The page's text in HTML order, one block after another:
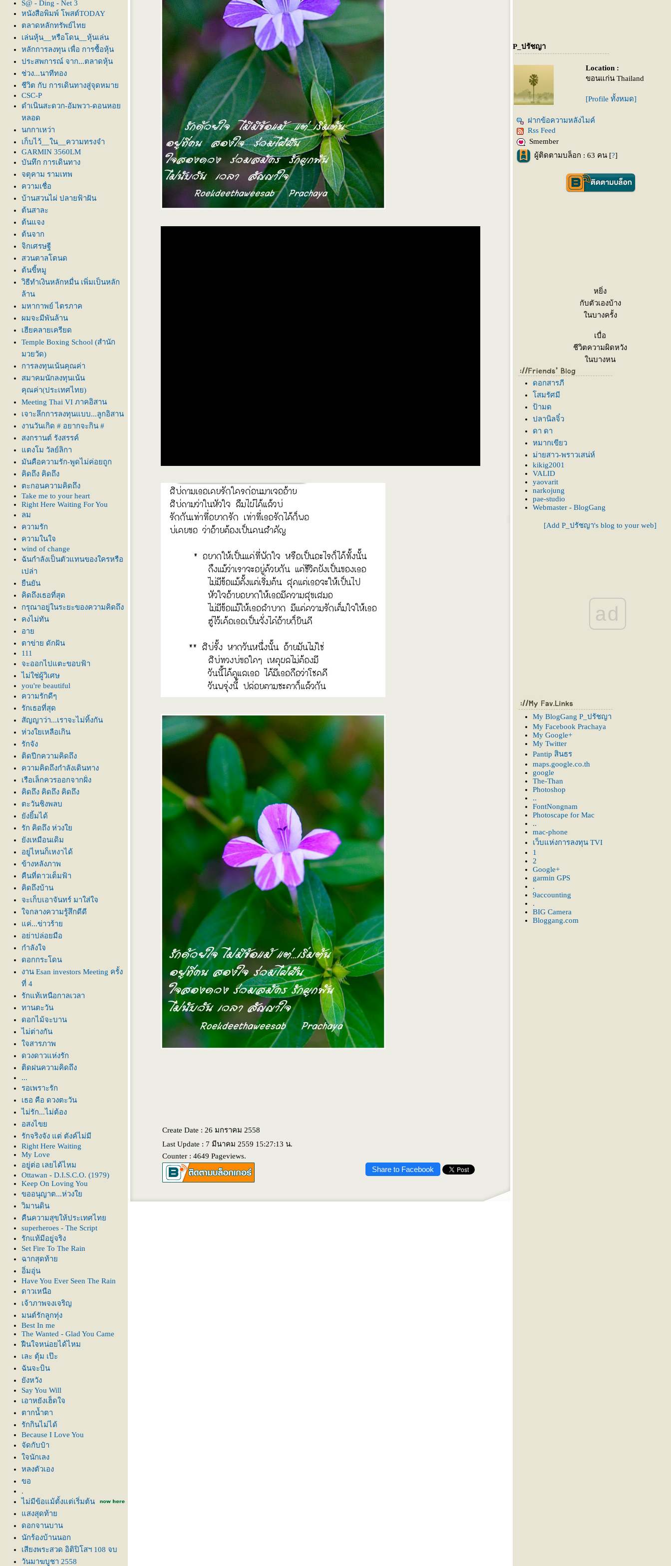
S@ - Ding - Net 3
หนังสือพิมพ์ โพสต์TODAY
ตลาดหลักทรัพย์ไท
เล่นหุ้น__หรือโดน__หุ้นเล่น
หลักการลงทุน เพื่อ การซื้อหุ้น
ประสพการณ์ จาก...ตลาดหุ้น
ช่วง...นาทีทอง
ชีวิต กับ การเดินทางสู่จุดหมา
CSC-P
ดำเนินสะดวก-อัมพวา-ดอนหอ
หลอด
นกกาเหว่า
เก็บไว้__ใน__ความทรงจำ
GARMIN 3560LM
บันทึก การเดินทาง
จตุคาม รามเทพ
ความเชื่อ
บ้านสวนไผ่ ปลายฟ้าฝัน
ต้นสาละ
ต้นแจง
ต้นจาก
จิกเศรษฐี
สวนตาลโตนด
ต้นขี้หมู
วิธีทำเงินหลักหมื่น เพิ่มเป็นหลัก
ล้าน
มหากาพย์ ไตรภาค
ผมจะมีพันล้าน
เฮียคลายเครียด
Temple Boxing School (สำนัก
มวยวัด)
การลงทุนเน้นคุณค่า
สมาคมนักลงทุนเน้น
คุณค่า(ประเทศไทย)
Meeting Thai VI ภาคอิสาน
เจาะลึกการลงทุนแบบ...ลูกอิสาน
งานวันเกิด # อยากจะกิน #
สงกรานต์ รังสรรค์
ตงโม วัลย์ลิกา
มันคือความรัก-พูดไม่ค่อยถูก
คิดถึง คิดถึง
ตะกอนความคิดถึง
Take me to your heart
Right Here Waiting For You
ลม
ความรัก
ความในใจ
wind of change
ฉันกำลังเป็นตัวแทนของใครหรือ
เปล่า
ืนยัน
คิดถึงเธอที่สุด
กรุณาอยู่ในระยะของความคิดถึง
คงไม่ทัน
อา
ตาข่าย ดักฝัน
111
จะออกไปแตะขอบฟ้า
ไม่ใช่ผู้วิเศษ
you're beautiful
ความรักดีๆ
รักเธอที่สุด
สัญญาว่า...เราจะไม่ทิ้งกัน
ห่วงใยเหลือเกิน
รักจัง
ติดปีกความคิดถึง
ความคิดถึงกำลังเดินทาง
เรือเล็กควรออกจากฝั่ง
คิดถึง คิดถึง คิดถึง
ตะวันชิงพลบ
ังยิ้มได้
รัก คิดถึง ห่วง
ังเหมือนเดิม
อยู่ไหนก็เหงาได้
ข้างหลังภาพ
คืนที่ดาวเต็มฟ้า
คิดถึงบ้าน
จะเก็บเอาจันทร์ มาใส่ใจ
จกลางความรู้สึกดีดี
ค่...ข่าวร้า
อย่าปล่อยมือ
กำลังใจ
ดอกกระโดน
งาน Esan investors Meeting ครั้ง
ที่ 4
รักแท้เหนือกาลเวลา
ทานตะวัน
ดอกไม้จะบาน
ไม่ต่างกัน
จสารภาพ
ดวงดาวแห่งรัก
ติดฝนความคิดถึง
...
รอเพราะรัก
เธอ คือ ดวงตะวัน
ไม่รัก...ไม่ต้อง
อสงไข
รักจริงจัง แต่ ตังค์ไม่มี
Right Here Waiting
My Love
อยู่ต่อ เลยได้ไหม
Ottawan - D.I.S.C.O. (1979)
Keep On Loving You
ขออนุญาต...ห่วง
วิมานดิน
คืนความสุขให้ประเทศไท
superheroes - The Script
รักแท้มีอยู่จริง
Set Fire To The Rain
ฉากสุดท้า
อิ่มอุ่น
Have You Ever Seen The Rain
ดาวเหนือ
เจ้าภาพจงเจริญ
มนต์รักลูกทุ่ง
Best In me
The Wanted - Glad You Came
ฝืนใจหน่อยได้ไหม
เละ ตุ้ม เป๊ะ
ฉันจะบิน
ังหวัง
Say You Will
เอาหยังเฮ็ดใจ
ตากน้ำตา
รักกินไม่ได้
Because I Love You
จัดกับป๋า
จนักเลง
หลงตัวเอง
ขอ
.
ไม่มีข้อแม้ตั้งแต่เริ่มต้น
สงสุดท้า
ดอกจานบาน
นักร้องบ้านนอก
เสียงพระสวด อิติปิโสฯ 108 จบ
วันมาฆบูชา 2558
Create Date : 26 มกราคม 2558
Last Update : 7 มีนาคม 2559 15:27:13 น.
Counter : 4649 Pageviews.
Share to Facebook
P_ปรัชญา
Location :
ขอนแก่น Thailand
[Profile ทั้งหมด]
ฝากข้อความหลังไมค์
Rss Feed
Smember
ผู้ติดตามบล็อก : 63 คน [?]
กับตัวเองบ้าง
นบางครั้ง
ชีวิตความผิดหวัง
นบางหน
ดอกสารภี
สมรัศมี
ป้ามด
ปลานิลจิ๋ว
ดา ดา
หมากเขียว
ม่ายสาว-พราวเสน่ห์
kikig2001
VALID
yaovarit
narkojung
pae-studio
Webmaster - BlogGang
[Add P_ปรัชญา's blog to your web]
ad
My BlogGang P_ปรัชญา
My Facebook Prachaya
My Google+
My Twitter
Pantip สินธร
maps.google.co.th
google
The-Than
Photoshop
..
FontNongnam
Photoscape for Mac
..
mac-phone
เว็บแห่งการลงทุน TVI
1
2
Google+
garmin GPS
.
9accounting
.
BIG Camera
Bloggang.com